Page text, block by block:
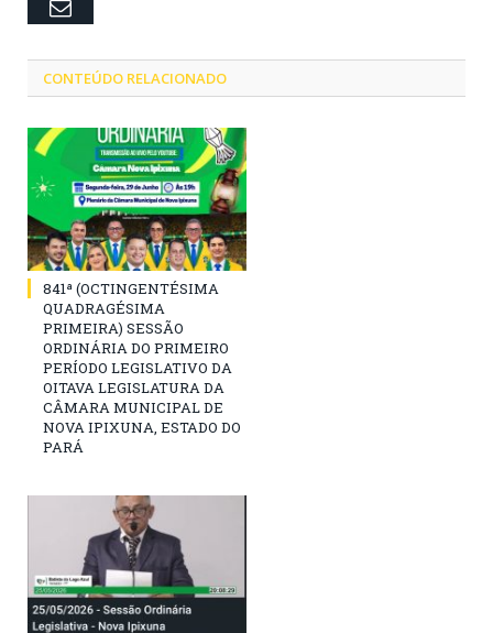
Email
CONTEÚDO RELACIONADO
841ª (OCTINGENTÉSIMA
QUADRAGÉSIMA
PRIMEIRA) SESSÃO
ORDINÁRIA DO PRIMEIRO
PERÍODO LEGISLATIVO DA
OITAVA LEGISLATURA DA
CÂMARA MUNICIPAL DE
NOVA IPIXUNA, ESTADO DO
PARÁ